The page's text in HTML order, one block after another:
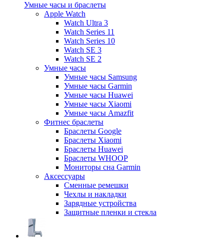
Умные часы и браслеты
Apple Watch
Watch Ultra 3
Watch Series 11
Watch Series 10
Watch SE 3
Watch SE 2
Умные часы
Умные часы Samsung
Умные часы Garmin
Умные часы Huawei
Умные часы Xiaomi
Умные часы Amazfit
Фитнес браслеты
Браслеты Google
Браслеты Xiaomi
Браслеты Huawei
Браслеты WHOOP
Мониторы сна Garmin
Аксессуары
Сменные ремешки
Чехлы и накладки
Зарядные устройства
Защитные пленки и стекла